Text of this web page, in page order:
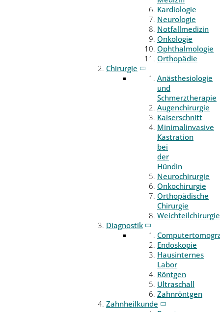
Kardiologie
Neurologie
Notfallmedizin
Onkologie
Ophthalmologie
Orthopädie
Chirurgie
Anästhesiologie
und
Schmerztherapie
Augenchirurgie
Kaiserschnitt
Minimalinvasive
Kastration
bei
der
Hündin
Neurochirurgie
Onkochirurgie
Orthopädische
Chirurgie
Weichteilchirurgie
Diagnostik
Endoskopie
Hausinternes
Labor
Röntgen
Ultraschall
Zahnröntgen
Zahnheilkunde